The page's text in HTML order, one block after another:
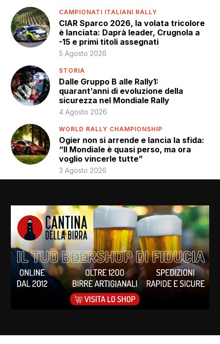
CAMPIONATI ITALIANI RALLY
CIAR Sparco 2026, la volata tricolore
è lanciata: Daprà leader, Crugnola a
-15 e primi titoli assegnati
5 Agosto 2026
STORIA
Dalle Gruppo B alle Rally1:
quarant’anni di evoluzione della
sicurezza nel Mondiale Rally
4 Agosto 2026
WORLD RALLY CHAMPIONSHIP
Ogier non si arrende e lancia la sfida:
“Il Mondiale è quasi perso, ma ora
voglio vincerle tutte”
3 Agosto 2026